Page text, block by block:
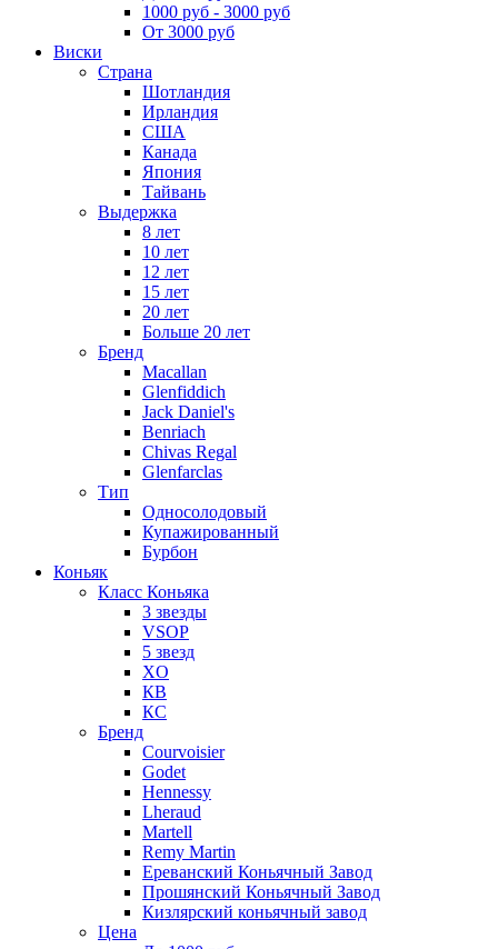
1000 руб - 3000 руб
От 3000 руб
Виски
Страна
Шотландия
Ирландия
США
Канада
Япония
Тайвань
Выдержка
8 лет
10 лет
12 лет
15 лет
20 лет
Больше 20 лет
Бренд
Macallan
Glenfiddich
Jack Daniel's
Benriach
Chivas Regal
Glenfarclas
Тип
Односолодовый
Купажированный
Бурбон
Коньяк
Класс Коньяка
3 звезды
VSOP
5 звезд
XO
КВ
КС
Бренд
Courvoisier
Godet
Hennessy
Lheraud
Martell
Remy Martin
Ереванский Коньячный Завод
Прошянский Коньячный Завод
Кизлярский коньячный завод
Цена